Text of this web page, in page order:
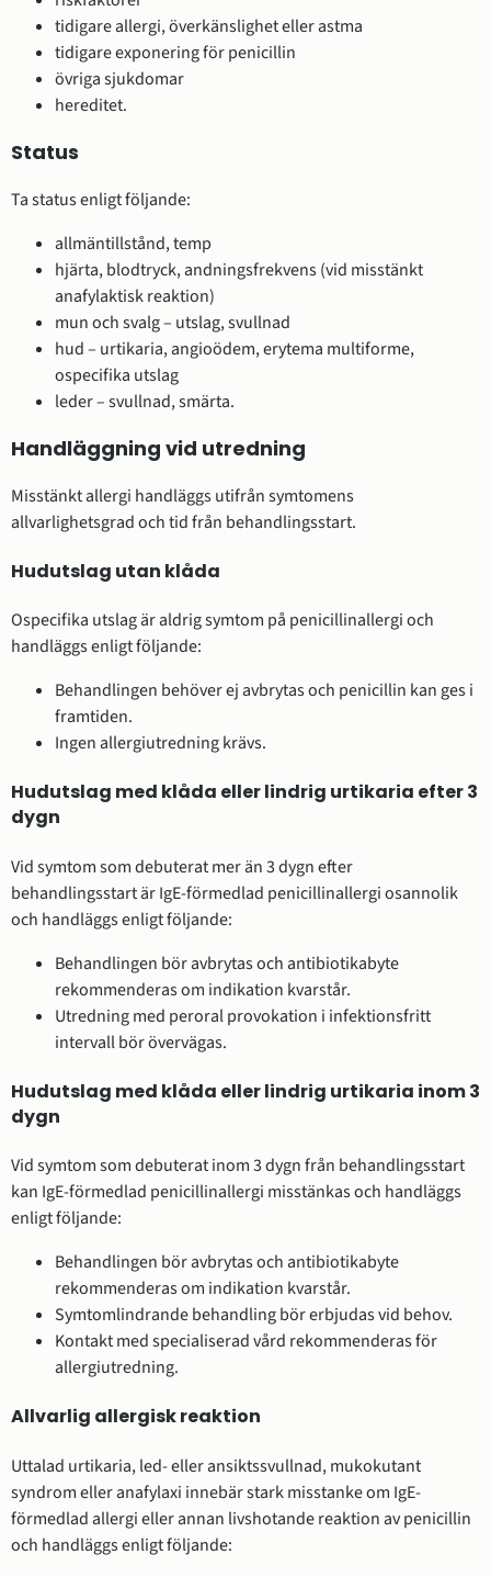
tidigare allergi, överkänslighet eller astma
tidigare exponering för penicillin
övriga sjukdomar
hereditet.
Status
Ta status enligt följande:
allmäntillstånd, temp
hjärta, blodtryck, andningsfrekvens (vid misstänkt
anafylaktisk reaktion)
mun och svalg – utslag, svullnad
hud – urtikaria, angioödem, erytema multiforme,
ospecifika utslag
leder – svullnad, smärta.
Handläggning vid utredning
Misstänkt allergi handläggs utifrån symtomens
allvarlighetsgrad och tid från behandlingsstart.
Hudutslag utan klåda
Ospecifika utslag är aldrig symtom på penicillinallergi och
handläggs enligt följande:
Behandlingen behöver ej avbrytas och penicillin kan ges i
framtiden.
Ingen allergiutredning krävs.
Hudutslag med klåda eller lindrig urtikaria efter 3
dygn
Vid symtom som debuterat mer än 3 dygn efter
behandlingsstart är IgE-förmedlad penicillinallergi osannolik
och handläggs enligt följande:
Behandlingen bör avbrytas och antibiotikabyte
rekommenderas om indikation kvarstår.
Utredning med peroral provokation i infektionsfritt
intervall bör övervägas.
Hudutslag med klåda eller lindrig urtikaria inom 3
dygn
Vid symtom som debuterat inom 3 dygn från behandlingsstart
kan IgE-förmedlad penicillinallergi misstänkas och handläggs
enligt följande:
Behandlingen bör avbrytas och antibiotikabyte
rekommenderas om indikation kvarstår.
Symtomlindrande behandling bör erbjudas vid behov.
Kontakt med specialiserad vård rekommenderas för
allergiutredning.
Allvarlig allergisk reaktion
Uttalad urtikaria, led- eller ansiktssvullnad, mukokutant
syndrom eller anafylaxi innebär stark misstanke om IgE-
förmedlad allergi eller annan livshotande reaktion av penicillin
och handläggs enligt följande: